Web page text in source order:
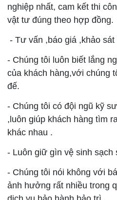
nghiệp nhất, cam kết thi
vật tư đúng theo hợp đồng.
- Tư vấn ,báo giá ,khảo
- Chúng tôi luôn biết lắng
của khách hàng,với chúng
đế.
- Chúng tôi có đội ngũ kỹ
,luôn giúp khách hàng tìm
khác nhau .
- Luôn giữ gìn vệ sinh sạch
- Chúng tôi nói không với
ảnh hưởng rất nhiều trong